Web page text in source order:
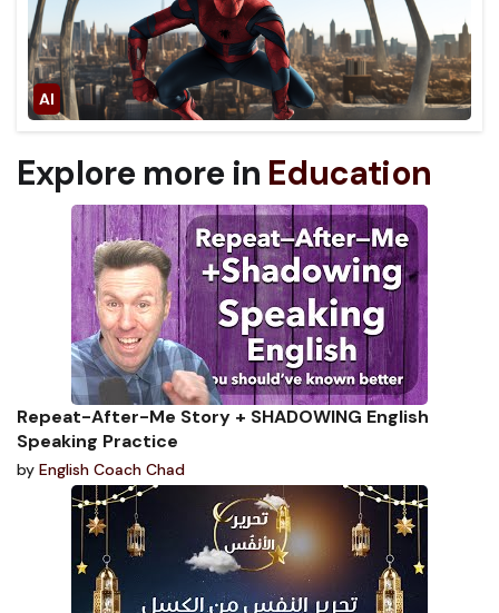
Explore more in Education
Repeat-After-Me Story + SHADOWING English
Speaking Practice
by English Coach Chad